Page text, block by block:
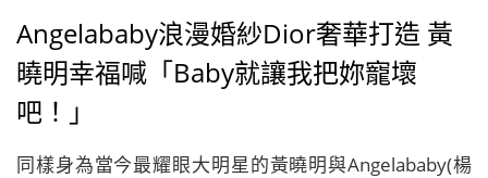
Angelababy浪漫婚紗Dior奢華打造 黃
曉明幸福喊「Baby就讓我把妳寵壞
吧！」
同樣身為當今最耀眼大明星的黃曉明與Angelababy(楊